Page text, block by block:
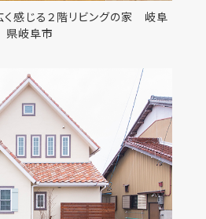
感じる２階リビングの家 岐阜
県岐阜市